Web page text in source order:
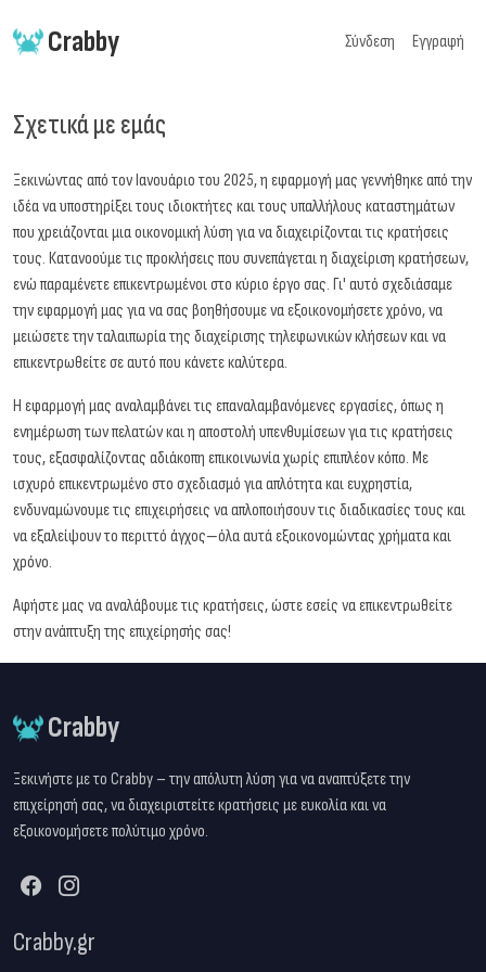
Crabby Σύνδεση Εγγραφή
Σχετικά με εμάς
Ξεκινώντας από τον Ιανουάριο του 2025, η εφαρμογή μας γεννήθηκε από την
ιδέα να υποστηρίξει τους ιδιοκτήτες και τους υπαλλήλους καταστημάτων
που χρειάζονται μια οικονομική λύση για να διαχειρίζονται τις κρατήσεις
τους. Κατανοούμε τις προκλήσεις που συνεπάγεται η διαχείριση κρατήσεων,
ενώ παραμένετε επικεντρωμένοι στο κύριο έργο σας. Γι' αυτό σχεδιάσαμε
την εφαρμογή μας για να σας βοηθήσουμε να εξοικονομήσετε χρόνο, να
μειώσετε την ταλαιπωρία της διαχείρισης τηλεφωνικών κλήσεων και να
επικεντρωθείτε σε αυτό που κάνετε καλύτερα.
Η εφαρμογή μας αναλαμβάνει τις επαναλαμβανόμενες εργασίες, όπως η
ενημέρωση των πελατών και η αποστολή υπενθυμίσεων για τις κρατήσεις
τους, εξασφαλίζοντας αδιάκοπη επικοινωνία χωρίς επιπλέον κόπο. Με
ισχυρό επικεντρωμένο στο σχεδιασμό για απλότητα και ευχρηστία,
ενδυναμώνουμε τις επιχειρήσεις να απλοποιήσουν τις διαδικασίες τους και
να εξαλείψουν το περιττό άγχος—όλα αυτά εξοικονομώντας χρήματα και
χρόνο.
Αφήστε μας να αναλάβουμε τις κρατήσεις, ώστε εσείς να επικεντρωθείτε
στην ανάπτυξη της επιχείρησής σας!
Crabby
Ξεκινήστε με το Crabby – την απόλυτη λύση για να αναπτύξετε την
επιχείρησή σας, να διαχειριστείτε κρατήσεις με ευκολία και να
εξοικονομήσετε πολύτιμο χρόνο.
Crabby.gr